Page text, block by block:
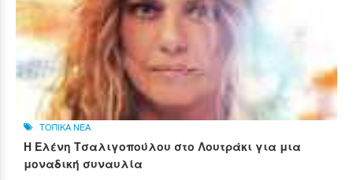
ΤΟΠΙΚΑ ΝΕΑ
Η Ελένη Τσαλιγοπούλου στο Λουτράκι για μια
μοναδική συναυλία